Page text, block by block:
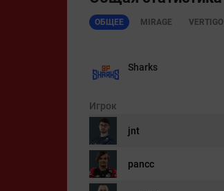
ОБЩЕЕ MIRAGE VERTIGO
Sharks
Игрок
jnt
pancc